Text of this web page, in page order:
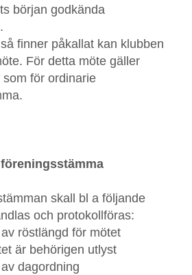
början godkända
finner påkallat kan klubben
För detta möte gäller
för ordinarie
skall bl a följande
och protokollföras:
röstlängd för mötet
är behörigen utlyst
dagordning